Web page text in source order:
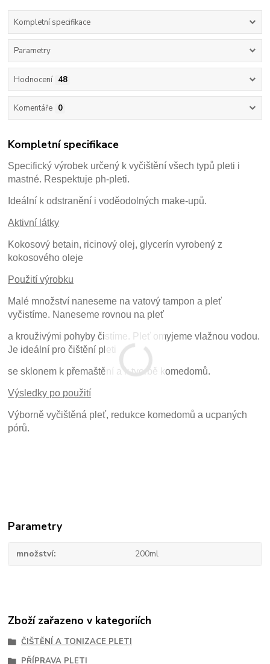
Kompletní specifikace
Parametry
Hodnocení 48
Komentáře 0
Kompletní specifikace
Specifický výrobek určený k vyčištění všech typů pleti i
mastné. Respektuje ph-pleti.
Ideální k odstranění i voděodolných make-upů.
Aktivní látky
Kokosový betain, ricinový olej, glycerín vyrobený z
kokosového oleje
Použití výrobku
Malé množství naneseme na vatový tampon a pleť
vyčistíme. Naneseme rovnou na pleť
a krouživými pohyby čistíme. Pleť omyjeme vlažnou vodou.
Je ideální pro čištění pleti
se sklonem k přemaštění a k tvorbě komedomů.
Výsledky po použití
Výborně vyčištěná pleť, redukce komedomů a ucpaných
pórů.
Parametry
množství 200ml
Zboží zařazeno v kategoriích
ČIŠTĚNÍ A TONIZACE PLETI
PŘÍPRAVA PLETI